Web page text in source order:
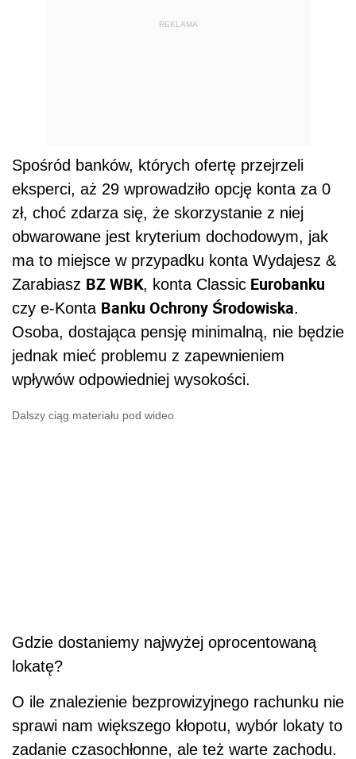
REKLAMA
Spośród banków, których ofertę przejrzeli
eksperci, aż 29 wprowadziło opcję konta za 0
zł, choć zdarza się, że skorzystanie z niej
obwarowane jest kryterium dochodowym, jak
ma to miejsce w przypadku konta Wydajesz &
Zarabiasz BZ WBK, konta Classic Eurobanku
czy e-Konta Banku Ochrony Środowiska.
Osoba, dostająca pensję minimalną, nie będzie
jednak mieć problemu z zapewnieniem
wpływów odpowiedniej wysokości.
Dalszy ciąg materiału pod wideo
Gdzie dostaniemy najwyżej oprocentowaną
lokatę?
O ile znalezienie bezprowizyjnego rachunku nie
sprawi nam większego kłopotu, wybór lokaty to
zadanie czasochłonne, ale też warte zachodu.